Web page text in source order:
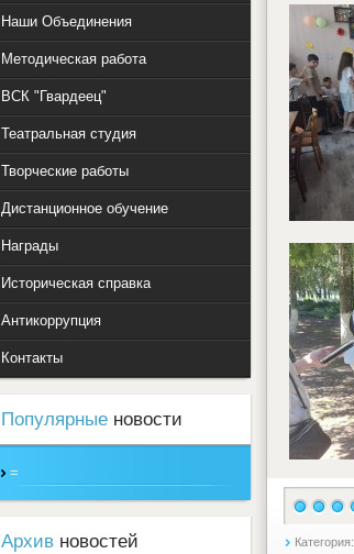
Категория:
Наши Объединения
Методическая работа
ВСК "Гвардеец"
Театральная студия
Творческие работы
Дистанционное обучение
Награды
Историческая справка
Антикоррупция
Контакты
Популярные новости
=
Архив новостей